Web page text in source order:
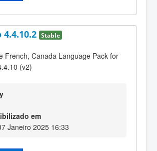
4.4.10.2 Stable
French, Canada Language Pack for
(v2)
em
Janeiro 2025 16:33